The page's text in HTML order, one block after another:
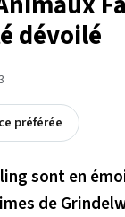
dévoilé
préférée
sont en
de